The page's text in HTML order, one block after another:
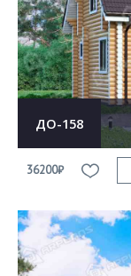
ДО-158
36200₽